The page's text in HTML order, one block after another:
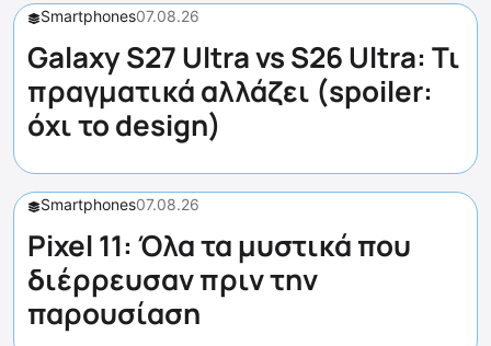
Smartphones07.08.26
Galaxy S27 Ultra vs S26 Ultra: Τι
πραγματικά αλλάζει (spoiler:
όχι το design)
Smartphones07.08.26
Pixel 11: Όλα τα μυστικά που
διέρρευσαν πριν την
παρουσίαση